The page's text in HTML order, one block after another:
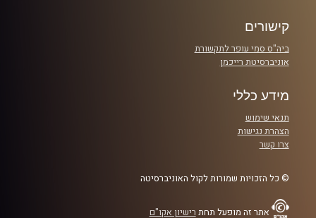
קישורים
ביה"ס סמי עופר לתקשורת
אוניברסיטת רייכמן
מידע כללי
תנאי שימוש
הצהרת נגישות
צרו קשר
© כל הזכויות שמורות לקול האוניברסיטה
אתר זה מופעל תחת רישיון אקו"ם